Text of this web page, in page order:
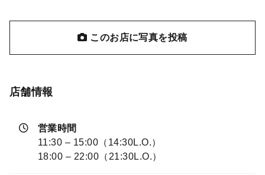
このお店に写真を投稿
店舗情報
営業時間
11:30 – 15:00（14:30L.O.）
18:00 – 22:00（21:30L.O.）